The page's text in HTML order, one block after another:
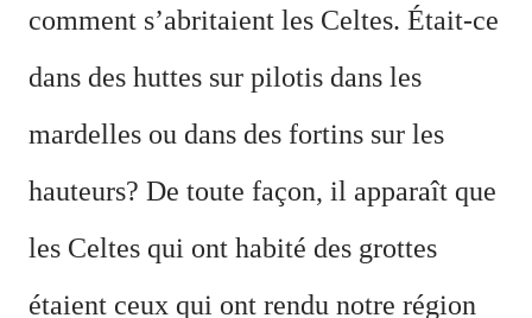
comment s’abritaient les Celtes. Était-ce
dans des huttes sur pilotis dans les
mardelles ou dans des fortins sur les
hauteurs? De toute façon, il apparaît que
les Celtes qui ont habité des grottes
étaient ceux qui ont rendu notre région